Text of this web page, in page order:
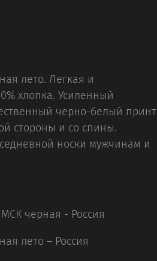
лето. Легкая и
хлопка. Усиленный
черно-белый принт
стороны и со спины.
носки мужчинам и
МСК черная - Россия
лето – Россия